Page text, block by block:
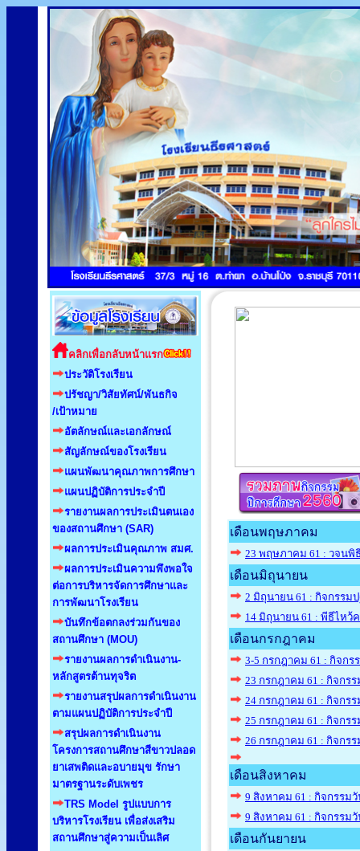
คลิกเพื่อกลับหน้าแรก
ประวัติโรงเรียน
ปรัชญา/วิสัยทัศน์/พันธกิจ
/เป้าหมาย
อัตลักษณ์และเอกลักษณ์
สัญลักษณ์ของโรงเรียน
แผนพัฒนาคุณภาพการศึกษา
แผนปฏิบัติการประจำปี
รายงานผลการประเมินตนเอง
ของสถานศึกษา (SAR)
ผลการประเมินคุณภาพ สมศ.
ผลการประเมินความพึงพอใจ
ต่อการบริหารจัดการศึกษาและ
การพัฒนาโรงเรียน
บันทึกข้อตกลงร่วมกันของ
สถานศึกษา (MOU)
รายงานผลการดำเนินงาน-
หลักสูตรต้านทุจริต
รายงานสรุปผลการดำเนินงาน
ตามแผนปฏิบัติการประจำปี
สรุปผลการดำเนินงาน
โครงการสถานศึกษาสีขาวปลอด
ยาเสพติดและอบายมุข รักษา
มาตรฐานระดับเพชร
TRS Model รูปแบบการ
บริหารโรงเรียน เพื่อส่งเสริม
สถานศึกษาสู่ความเป็นเลิศ
เดือนพฤษภาคม
23 พฤษภาคม 61 : วจนพิ
เดือนมิถุนายน
2 มิถุนายน 61 : กิจกรรม
14 มิถุนายน 61 : พีธีไหว้
เดือนกรกฎาคม
3-5 กรกฎาคม 61 : กิจก
23 กรกฎาคม 61 : กิจก
24 กรกฎาคม 61 : กิจก
25 กรกฎาคม 61 : กิจกร
26 กรกฎาคม 61 : กิจก
เดือนสิงหาคม
9 สิงหาคม 61 : กิจกรรม
9 สิงหาคม 61 : กิจกรรม
เดือนกันยายน